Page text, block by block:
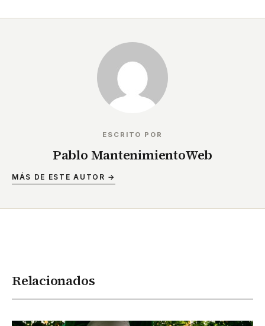
ESCRITO POR
Pablo MantenimientoWeb
MÁS DE ESTE AUTOR →
Relacionados